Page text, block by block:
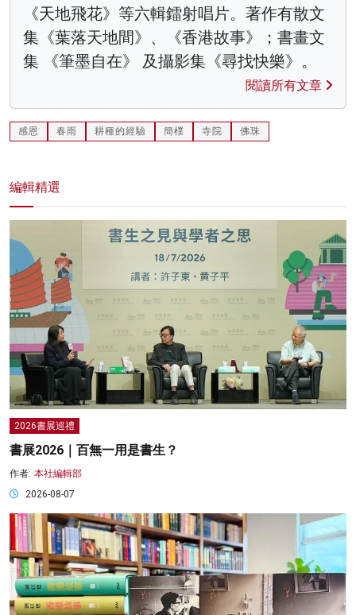
《天地飛花》等六輯鐳射唱片。著作有散文
集《葉落天地間》、《香港故事》；書畫文
集 《筆墨自在》 及攝影集《尋找快樂》。
閱讀所有文章
感恩 春雨 耕種的經驗 簡樸 寺院 佛珠
編輯精選
2026書展巡禮
書展2026｜百無一用是書生？
作者: 本社編輯部
2026-08-07